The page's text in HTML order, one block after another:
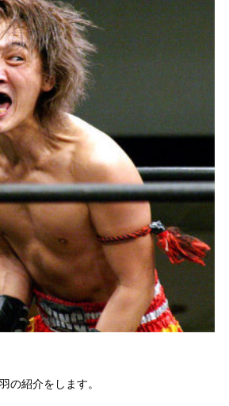
の紹介をします。